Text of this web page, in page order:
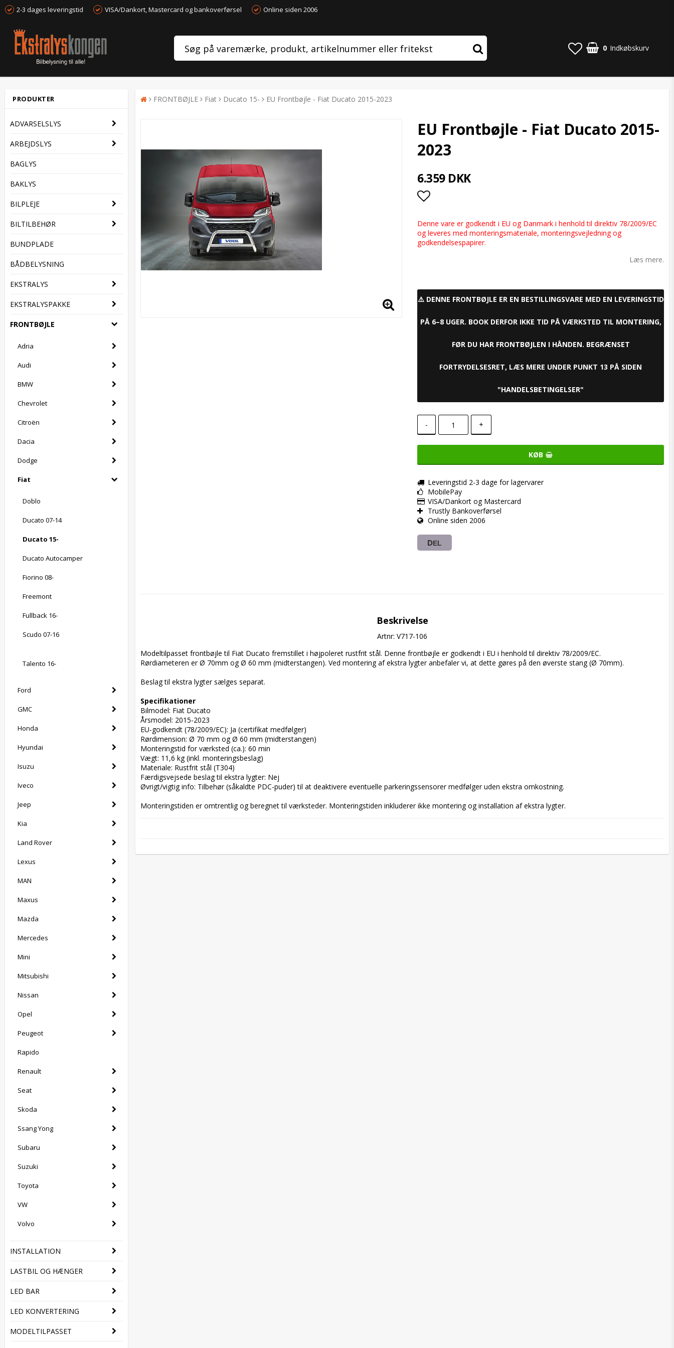
2-3 dages leveringstid VISA/Dankort, Mastercard og bankoverførsel Online siden 2006
0 Indkøbskurv
PRODUKTER
ADVARSELSLYS
ARBEJDSLYS
BAGLYS
BAKLYS
BILPLEJE
BILTILBEHØR
BUNDPLADE
BÅDBELYSNING
EKSTRALYS
EKSTRALYSPAKKE
FRONTBØJLE
Adria
Audi
BMW
Chevrolet
Citroën
Dacia
Dodge
Fiat
Doblo
Ducato 07-14
Ducato 15-
Ducato Autocamper
Fiorino 08-
Freemont
Fullback 16-
Scudo 07-16
Talento 16-
Ford
GMC
Honda
Hyundai
Isuzu
Iveco
Jeep
Kia
Land Rover
Lexus
MAN
Maxus
Mazda
Mercedes
Mini
Mitsubishi
Nissan
Opel
Peugeot
Rapido
Renault
Seat
Skoda
Ssang Yong
Subaru
Suzuki
Toyota
VW
Volvo
INSTALLATION
LASTBIL OG HÆNGER
LED BAR
LED KONVERTERING
MODELTILPASSET
FRONTBØJLE Fiat Ducato 15- EU Frontbøjle - Fiat Ducato 2015-2023
EU Frontbøjle - Fiat Ducato 2015-
2023
6.359 DKK
Denne vare er godkendt i EU og Danmark i henhold til direktiv 78/2009/EC
og leveres med monteringsmateriale, monteringsvejledning og
godkendelsespapirer.
Læs mere.
⚠️ DENNE FRONTBØJLE ER EN BESTILLINGSVARE MED EN LEVERINGSTID
PÅ 6–8 UGER. BOOK DERFOR IKKE TID PÅ VÆRKSTED TIL MONTERING,
FØR DU HAR FRONTBØJLEN I HÅNDEN. BEGRÆNSET
FORTRYDELSESRET, LÆS MERE UNDER PUNKT 13 PÅ SIDEN
"HANDELSBETINGELSER"
- +
KØB
Leveringstid 2-3 dage for lagervarer
MobilePay
VISA/Dankort og Mastercard
Trustly Bankoverførsel
Online siden 2006
DEL
Beskrivelse
Artnr: V717-106
Modeltilpasset frontbøjle til Fiat Ducato fremstillet i højpoleret rustfrit stål. Denne frontbøjle er godkendt i EU i henhold til direktiv 78/2009/EC.
Rørdiameteren er Ø 70mm og Ø 60 mm (midterstangen). Ved montering af ekstra lygter anbefaler vi, at dette gøres på den øverste stang (Ø 70mm).
Beslag til ekstra lygter sælges separat.
Specifikationer
Bilmodel: Fiat Ducato
Årsmodel: 2015-2023
EU-godkendt (78/2009/EC): Ja (certifikat medfølger)
Rørdimension: Ø 70 mm og Ø 60 mm (midterstangen)
Monteringstid for værksted (ca.): 60 min
Vægt: 11,6 kg (inkl. monteringsbeslag)
Materiale: Rustfrit stål (T304)
Færdigsvejsede beslag til ekstra lygter: Nej
Øvrigt/vigtig info: Tilbehør (såkaldte PDC-puder) til at deaktivere eventuelle parkeringssensorer medfølger uden ekstra omkostning.
Monteringstiden er omtrentlig og beregnet til værksteder. Monteringstiden inkluderer ikke montering og installation af ekstra lygter.